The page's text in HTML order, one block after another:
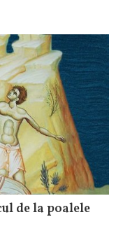
de la poalele